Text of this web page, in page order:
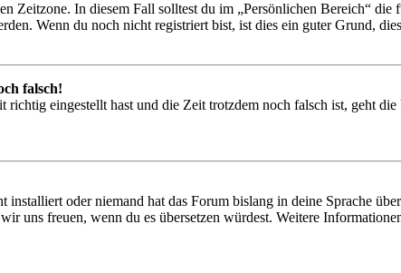
Zeitzone. In diesem Fall solltest du im „Persönlichen Bereich“
Wenn du noch nicht registriert bist, ist dies ein guter Grund,
falsch!
richtig eingestellt hast und die Zeit trotzdem noch falsch ist, geht
oder niemand hat das Forum bislang in deine Sprache
uns freuen, wenn du es übersetzen würdest. Weitere